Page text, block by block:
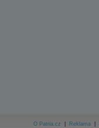
O Patria.cz Reklama